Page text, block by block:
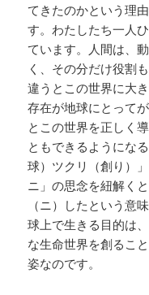
てきたのかという理
す。わたしたち一人
ています。人間は、
く、その分だけ役割
違うとこの世界に大
存在が地球にとって
とこの世界を正しく
ともできるようにな
球）ツクリ（創り）
ニ」の思念を紐解く
（ニ）したという意
球上で生きる目的は
な生命世界を創るこ
姿なのです。